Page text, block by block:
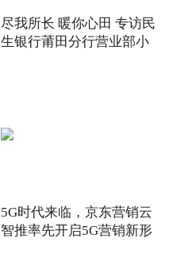
尽我所长 暖你心田 专访民
生银行莆田分行营业部小
5G时代来临，京东营销云
智推率先开启5G营销新形